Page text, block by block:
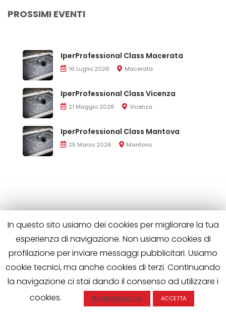
PROSSIMI EVENTI
IperProfessional Class Macerata
16 Luglio 2026 Macerata
IperProfessional Class Vicenza
21 Maggio 2026 Vicenza
IperProfessional Class Mantova
25 Marzo 2026 Mantova
Iperprofessional è di proprietà di Wild Horses S.R.L.
P.IVA 02563510508 | Tutti i diritti riservati
In questo sito usiamo dei cookies per migliorare la tua
esperienza di navigazione. Non usiamo cookies di
profilazione per inviare messaggi pubblicitari. Usiamo
cookie tecnici, ma anche cookies di terzi. Continuando
la navigazione ci stai dando il consenso ad utilizzare i
cookies.
PIU INFORMAZIONI ACCETTA